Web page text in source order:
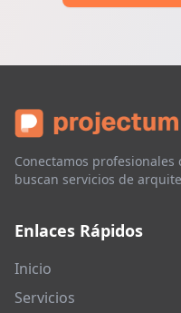
Conectamos
buscan servicios de
Enlaces Rápidos
Inicio
Servicios